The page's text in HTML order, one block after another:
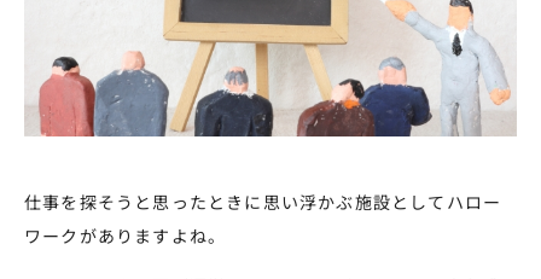
仕事を探そうと思ったときに思い浮かぶ施設としてハロー
ワークがありますよね。